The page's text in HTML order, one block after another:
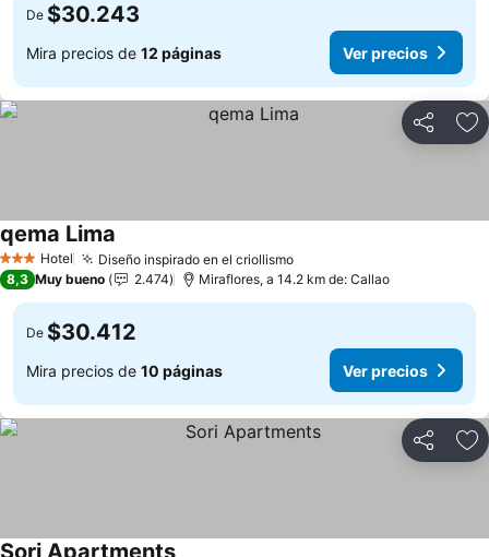
De $30.243
Mira precios de 12 páginas Ver precios
Compartir
3 Estrellas
Hotel Diseño inspirado en el criollismo
qema Lima
8,3 Muy bueno 2.474 Miraflores, a 14.2 km de: Callao
De $30.412
Mira precios de 10 páginas Ver precios
Compartir
Sori Apartments